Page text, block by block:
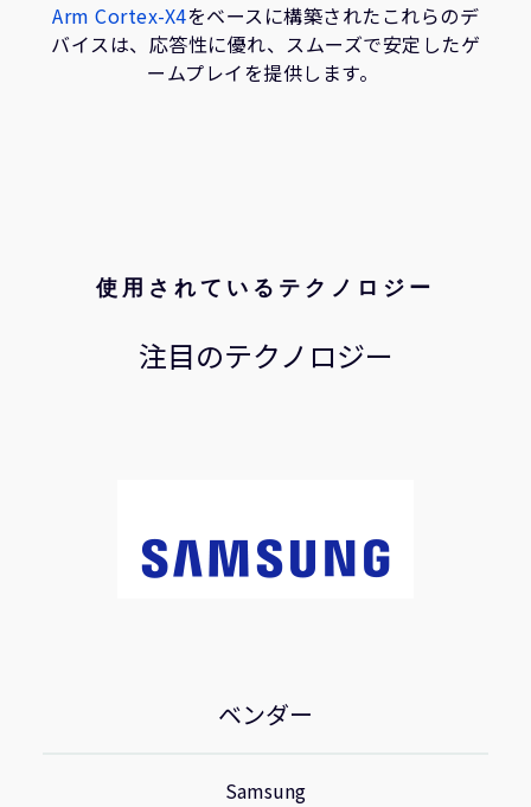
Arm Cortex-X4をベースに構築されたこれらのデ
バイスは、応答性に優れ、スムーズで安定したゲ
ームプレイを提供します。
使用されているテクノロジー
注目のテクノロジー
ベンダー
Samsung